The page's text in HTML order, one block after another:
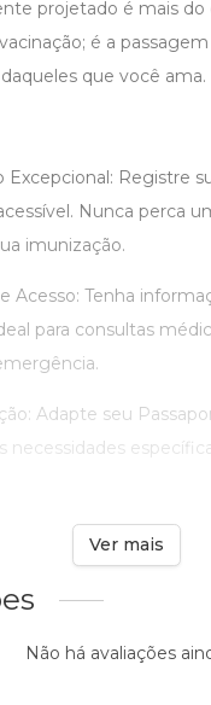
projetado é mais do
é a
que você ama.
Excepcional: Registre
Nunca perca
imunização.
Acesso: Tenha
para consultas
Adapte seu
necessidades
Ver mais
Não há avaliações